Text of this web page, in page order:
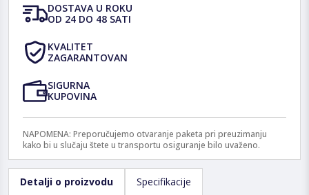
DOSTAVA U ROKU
OD 24 DO 48 SATI
KVALITET
ZAGARANTOVAN
SIGURNA
KUPOVINA
NAPOMENA: Preporučujemo otvaranje paketa pri preuzimanju
kako bi u slučaju štete u transportu osiguranje bilo uvaženo.
Detalji o proizvodu Specifikacije